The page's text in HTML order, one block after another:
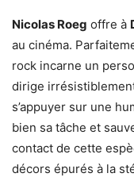
Nicolas Roeg offre à
au cinéma.
rock incarne un
dirige
s’appuyer sur une
bien sa tâche et
contact de cette
décors épurés à la